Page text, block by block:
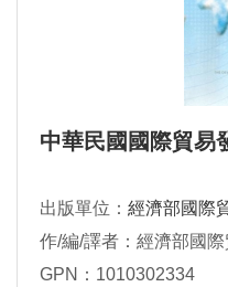
中華民國國際貿易
出版單位： 經濟部國際
作/編/譯者：經濟部國
GPN：1010302334